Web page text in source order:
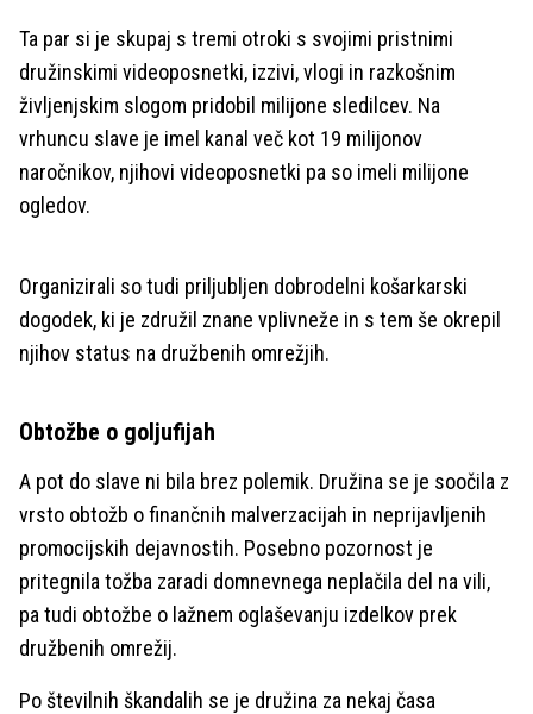
Ta par si je skupaj s tremi otroki s svojimi pristnimi
družinskimi videoposnetki, izzivi, vlogi in razkošnim
življenjskim slogom pridobil milijone sledilcev. Na
vrhuncu slave je imel kanal več kot 19 milijonov
naročnikov, njihovi videoposnetki pa so imeli milijone
ogledov.
Organizirali so tudi priljubljen dobrodelni košarkarski
dogodek, ki je združil znane vplivneže in s tem še okrepil
njihov status na družbenih omrežjih.
Obtožbe o goljufijah
A pot do slave ni bila brez polemik. Družina se je soočila z
vrsto obtožb o finančnih malverzacijah in neprijavljenih
promocijskih dejavnostih. Posebno pozornost je
pritegnila tožba zaradi domnevnega neplačila del na vili,
pa tudi obtožbe o lažnem oglaševanju izdelkov prek
družbenih omrežij.
Po številnih škandalih se je družina za nekaj časa